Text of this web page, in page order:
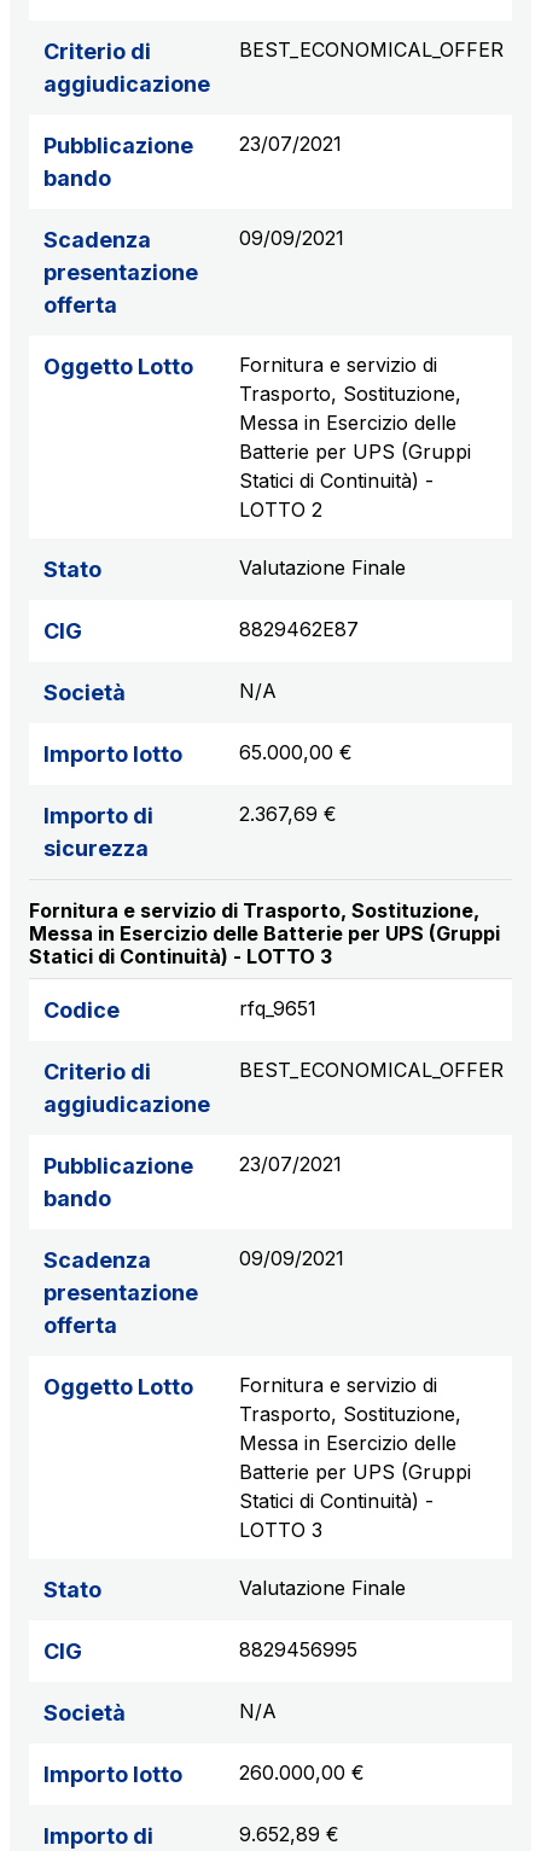
Criterio di
aggiudicazione
BEST_ECONOMICAL_OFFER
Pubblicazione
bando
23/07/2021
Scadenza
presentazione
offerta
09/09/2021
Oggetto Lotto
Fornitura e servizio di
Trasporto, Sostituzione,
Messa in Esercizio delle
Batterie per UPS (Gruppi
Statici di Continuità) -
LOTTO 2
Stato Valutazione Finale
CIG 8829462E87
Società N/A
Importo lotto 65.000,00 €
Importo di
sicurezza
2.367,69 €
Fornitura e servizio di Trasporto, Sostituzione,
Messa in Esercizio delle Batterie per UPS (Gruppi
Statici di Continuità) - LOTTO 3
Codice rfq_9651
Criterio di
aggiudicazione
BEST_ECONOMICAL_OFFER
Pubblicazione
bando
23/07/2021
Scadenza
presentazione
offerta
09/09/2021
Oggetto Lotto
Fornitura e servizio di
Trasporto, Sostituzione,
Messa in Esercizio delle
Batterie per UPS (Gruppi
Statici di Continuità) -
LOTTO 3
Stato Valutazione Finale
CIG 8829456995
Società N/A
Importo lotto 260.000,00 €
Importo di
9.652,89 €